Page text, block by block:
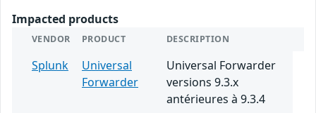
Impacted products
VENDOR PRODUCT DESCRIPTION
Splunk
Universal
Forwarder
Universal Forwarder
versions 9.3.x
antérieures à 9.3.4